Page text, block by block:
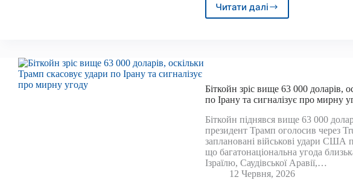
Читати далі
Обсяг
—
наступне
ралі
допомоги?
Біткойн зріс вище 63 000 доларів,
по Ірану та сигналізує про мирну
Біткойн піднявся вище 63 000
президент Трамп оголосив через
заплановані військові удари США
що багатонаціональна угода
Ізраїлю, Саудівської Аравії,…
12 Червня, 2026